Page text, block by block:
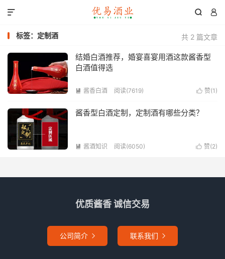
 

共 2 篇文章
标签：定制酒
结婚白酒推荐，婚宴喜宴用酒这款酱香型
白酒值得选
 赞(1 )
 酱香白酒 阅读(7619)
酱香型白酒定制，定制酒有哪些分类？
 赞(2)
 酱酒知识 阅读(6050)
优质酱香 诚信交易
公司简介  联系我们 